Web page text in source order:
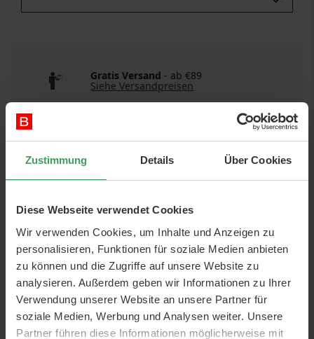
Zustimmung Details Über Cookies
Diese Webseite verwendet Cookies
Wir verwenden Cookies, um Inhalte und Anzeigen zu
personalisieren, Funktionen für soziale Medien anbieten
zu können und die Zugriffe auf unsere Website zu
analysieren. Außerdem geben wir Informationen zu Ihrer
Verwendung unserer Website an unsere Partner für
soziale Medien, Werbung und Analysen weiter. Unsere
Partner führen diese Informationen möglicherweise mit
DETAILS
Artikelnr.:
4016187013623
Kategorie:
Haarpflege Haarpflege-Zubehör Haar-
Gratis Versand - ab €89
Siehe Versandpreisen